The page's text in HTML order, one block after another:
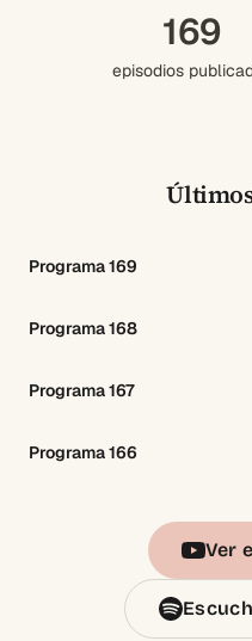
169
episodios
Programa 169
Programa 168
Programa 167
Programa 166
Ver